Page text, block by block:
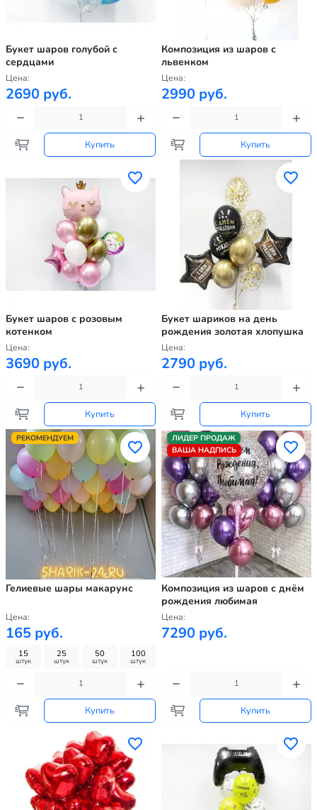
Букет шаров голубой с
сердцами
Цена:
2690 руб.
Купить
Композиция из шаров с
львенком
Цена:
2990 руб.
Купить
Букет шаров с розовым
котенком
Цена:
3690 руб.
Купить
Букет шариков на день
рождения золотая хлопушка
Цена:
2790 руб.
Купить
РЕКОМЕНДУЕМ
Гелиевые шары макарунс
Цена:
165 руб.
15
штук
25
штук
50
штук
100
штук
Купить
ЛИДЕР ПРОДАЖ
ВАША НАДПИСЬ
Композиция из шаров с днём
рождения любимая
Цена:
7290 руб.
Купить